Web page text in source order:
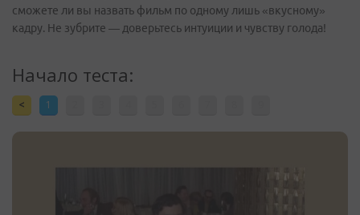
сможете ли вы назвать фильм по одному лишь «вкусному»
кадру. Не зубрите — доверьтесь интуиции и чувству голода!